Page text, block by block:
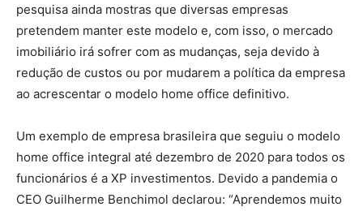
pesquisa ainda mostras que diversas empresas
pretendem manter este modelo e, com isso, o mercado
imobiliário irá sofrer com as mudanças, seja devido à
redução de custos ou por mudarem a política da empresa
ao acrescentar o modelo home office definitivo.
Um exemplo de empresa brasileira que seguiu o modelo
home office integral até dezembro de 2020 para todos os
funcionários é a XP investimentos. Devido a pandemia o
CEO Guilherme Benchimol declarou: “Aprendemos muito